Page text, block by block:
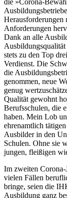
die »Corona-
Herausforderungen
Anforderungen
Dank an alle
stets zu den Top
Verdienst. Die
die
genommen, neue
genug
Qualität gewohnt
Berufsschulen, die
haben. Mein Lob
ehrenamtlich
Ausbilder in den
Schulen. Ohne sie
jungen, fleißigen
Im zweiten Corona-
vielen Fällen
bringe, seien die
Ausbildung ganz